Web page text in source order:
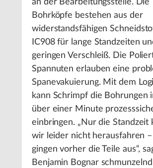
an der Bearbeitungsstelle. Die
Bohrköpfe bestehen aus der
widerstandsfähigen
IC908 für lange Standzeiten
geringen Verschleiß. Die
Spannuten erlauben eine
Spanevakuierung. Mit dem
kann Schrimpf die Bohrungen
über einer Minute
einbringen. „Nur die Standzeit
wir leider nicht herausfahren –
gingen vorher die Teile aus“,
Benjamin Bognar